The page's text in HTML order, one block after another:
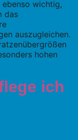
wichtig,
das
auszugleichen.
hohen
ich